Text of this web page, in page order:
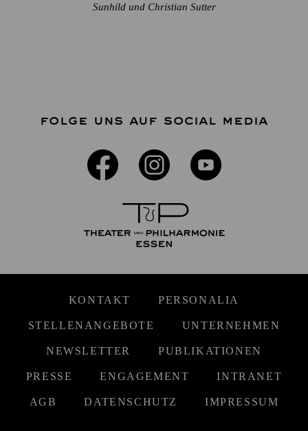
Sunhild und Christian Sutter
FOLGE UNS AUF SOCIAL MEDIA
KONTAKT PERSONALIA
STELLENANGEBOTE UNTERNEHMEN
NEWSLETTER PUBLIKATIONEN
PRESSE ENGAGEMENT INTRANET
AGB DATENSCHUTZ IMPRESSUM